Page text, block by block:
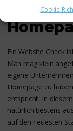
Cookie-
Wir
Ein Website Check
Man mag klein
eigene
Homepage zu
entspricht. In
natürlich bestens
auf den neuesten